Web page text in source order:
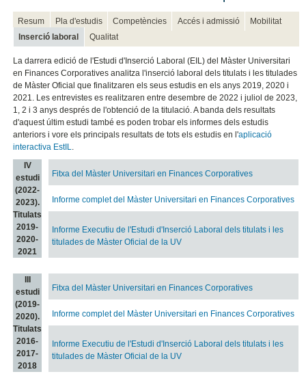
Resum Pla d'estudis Competències Accés i admissió
Mobilitat
Inserció laboral
Qualitat
La darrera edició de l'Estudi d'Inserció Laboral (EIL) del Màster Universitari
en Finances Corporatives analitza l'inserció laboral dels titulats i les titulades
de Màster Oficial que finalitzaren els seus estudis en els anys 2019, 2020 i
2021. Les entrevistes es realitzaren entre desembre de 2022 i juliol de 2023,
1, 2 i 3 anys després de l'obtenció de la titulació. A banda dels resultats
d'aquest últim estudi també es poden trobar els informes dels estudis
anteriors i vore els principals resultats de tots els estudis en l'aplicació
interactiva EstIL
IV
estudi
(2022-
2023).
Titulats
2019-
2020-
2021
Fitxa del Màster Universitari en Finances Corporatives
Informe complet del Màster Universitari en Finances Corporatives
Informe Executiu de l'Estudi d'Inserció Laboral dels titulats i les
titulades de Màster Oficial de la UV
estudi
(2019-
2020).
Titulats
2016-
2017-
2018
Fitxa del Màster Universitari en Finances Corporatives
Informe complet del Màster Universitari en Finances Corporatives
Informe Executiu de l'Estudi d'Inserció Laboral dels titulats i les
titulades de Màster Oficial de la UV